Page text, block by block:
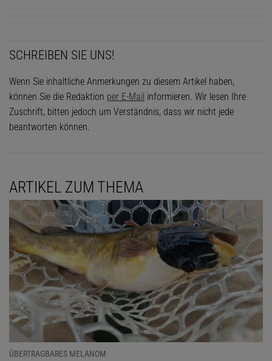
SCHREIBEN SIE UNS!
Wenn Sie inhaltliche Anmerkungen zu diesem Artikel haben,
können Sie die Redaktion per E-Mail informieren. Wir lesen Ihre
Zuschrift, bitten jedoch um Verständnis, dass wir nicht jede
beantworten können.
ARTIKEL ZUM THEMA
ÜBERTRAGBARES MELANOM